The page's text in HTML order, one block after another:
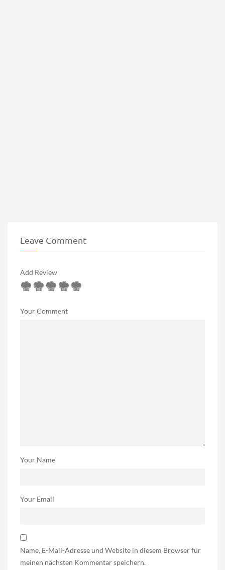
Leave Comment
Add Review
Your Comment
Your Name
Your Email
Name, E-Mail-Adresse und Website in diesem Browser für
meinen nächsten Kommentar speichern.